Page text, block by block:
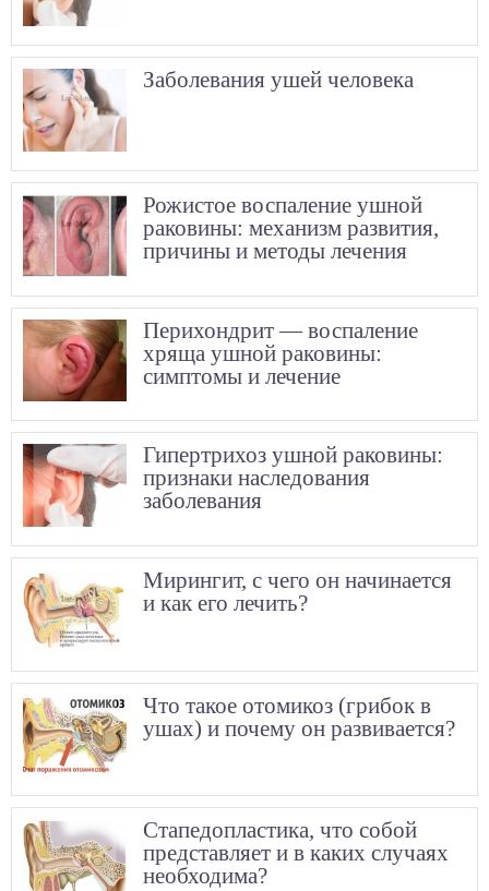
Заболевания ушей человека
Рожистое воспаление ушной
раковины: механизм развития,
причины и методы лечения
Перихондрит — воспаление
хряща ушной раковины:
симптомы и лечение
Гипертрихоз ушной раковины:
признаки наследования
заболевания
Мирингит, с чего он начинается
и как его лечить?
Что такое отомикоз (грибок в
ушах) и почему он развивается?
Стапедопластика, что собой
представляет и в каких случаях
необходима?